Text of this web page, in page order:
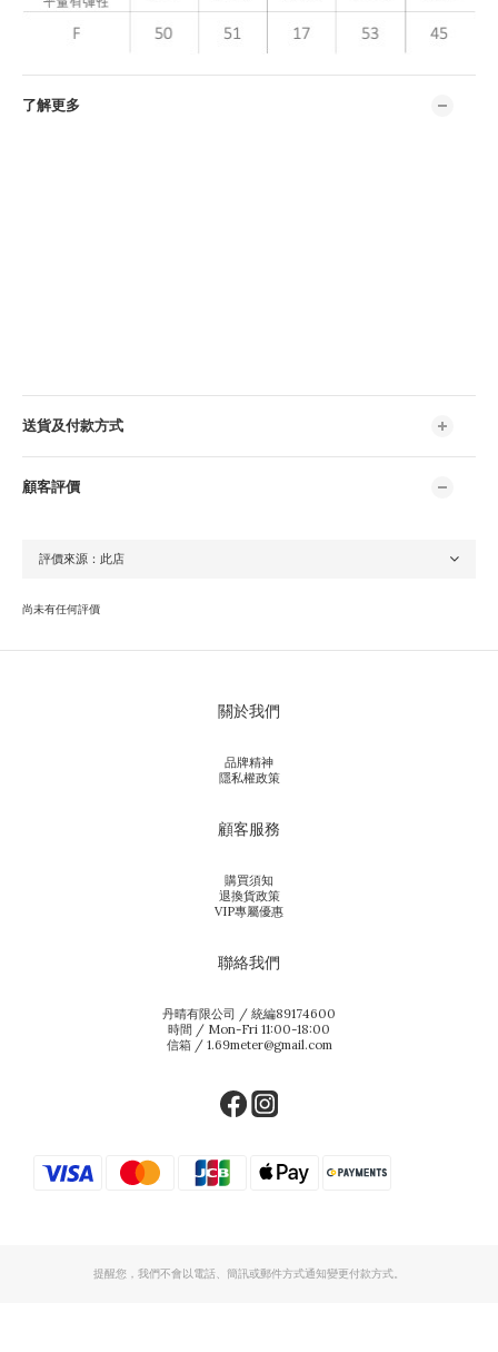
了解更多
送貨及付款方式
顧客評價
尚未有任何評價
關於我們
品牌精神
隱私權政策
顧客服務
購買須知
退換貨政策
VIP專屬優惠
聯絡我們
丹晴有限公司 / 統編89174600
時間 / Mon-Fri 11:00-18:00
信箱 / 1.69meter@gmail.com
提醒您，我們不會以電話、簡訊或郵件方式通知變更付款方式。